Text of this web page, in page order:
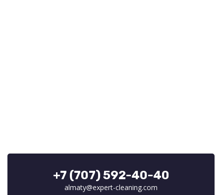
+7 (707) 592-40-40
almaty@expert-cleaning.com